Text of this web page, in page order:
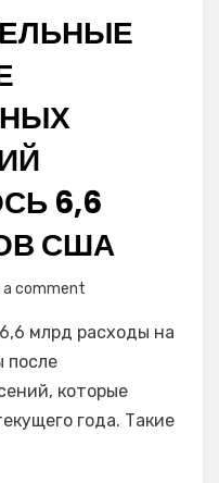
6,6
США
a comment
Непале
после
млрд расходы на
после
которые
года. Такие